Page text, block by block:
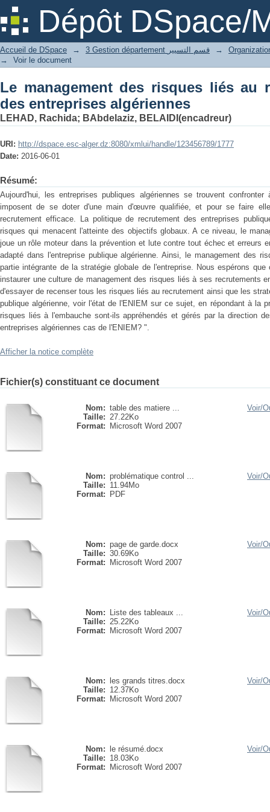
Dépôt DSpace/
Le management des risques
algériennes
Accueil de DSpace → 3 Gestion département قسم التسيير
→
→
Voir le document
Le management des risques liés au
des entreprises algériennes
LEHAD, Rachida; BAbdelaziz, BELAIDI(encadreur)
URI: http://dspace.esc-alger.dz:8080/xmlui/handle/123456789/1777
Date: 2016-06-01
Résumé:
Aujourd'hui, les entreprises publiques algériennes se trouvent
imposent de se doter d'une main d'œuvre qualifiée, et pour se faire
recrutement efficace. La politique de recrutement des entreprises
risques qui menacent l'atteinte des objectifs globaux. A ce niveau, le
joue un rôle moteur dans la prévention et lute contre tout échec et erreurs
adapté dans l'entreprise publique algérienne. Ainsi, le management des
partie intégrante de la stratégie globale de l'entreprise. Nous espérons que
instaurer une culture de management des risques liés à ses recrutements
d'essayer de recenser tous les risques liés au recrutement ainsi que les
publique algérienne, voir l'état de l'ENIEM sur ce sujet, en répondant à la
risques liés à l'embauche sont-ils appréhendés et gérés par la direction
entreprises algériennes cas de l'ENIEM? ".
Afficher la notice complète
Fichier(s) constituant ce document
Nom: table des matiere ...
Taille: 27.22Ko
Format:
Microsoft Word 2007
Voir/
Nom: problématique control ...
Taille: 11.94Mo
Format:
PDF
Voir/
Nom: page de garde.docx
Taille: 30.69Ko
Format:
Microsoft Word 2007
Voir/
Nom:
Liste des tableaux ...
Taille: 25.22Ko
Format:
Microsoft Word 2007
Voir/
Nom:
les grands titres.docx
Taille: 12.37Ko
Format:
Microsoft Word 2007
Voir/
Nom:
le résumé.docx
Taille: 18.03Ko
Format:
Microsoft Word 2007
Voir/